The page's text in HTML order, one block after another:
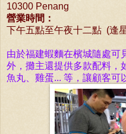
10300 Penang
營業時間：
下午五點至午夜十二點 (逢
由於福建蝦麵在檳城隨處可
外， 攤主還提供多款配料，
魚丸、 雞蛋... 等， 讓顧客可